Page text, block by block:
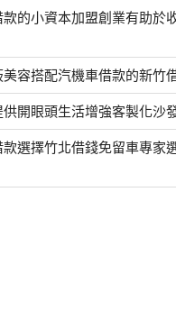
的小資本加盟創業有助於
容搭配汽機車借款的新竹
開眼頭生活增強客製化沙
選擇竹北借錢免留車專家